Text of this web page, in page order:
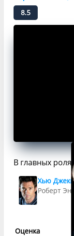
8.5
В главных
Хью
Роберт
Оценка